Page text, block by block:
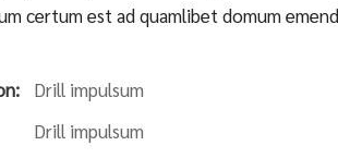
certum est ad quamlibet domum
Drill impulsum
Drill impulsum